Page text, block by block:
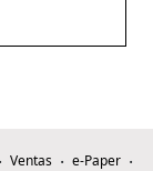
Ventas
e-Paper